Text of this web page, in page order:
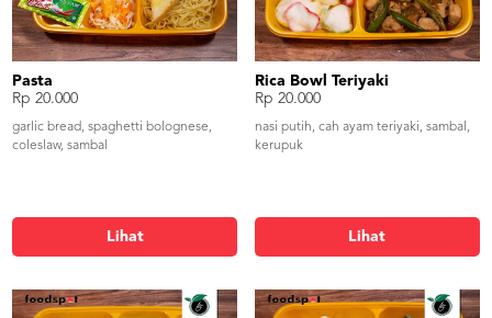
Pasta
Rp 20.000
garlic bread, spaghetti bolognese,
coleslaw, sambal
Lihat
Rica Bowl Teriyaki
Rp 20.000
nasi putih, cah ayam teriyaki, sambal,
kerupuk
Lihat